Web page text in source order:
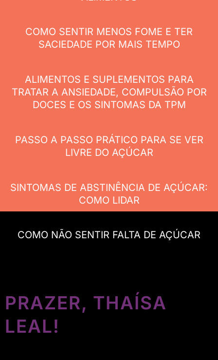
COMO SENTIR MENOS FOME E TER
SACIEDADE POR MAIS TEMPO
ALIMENTOS E SUPLEMENTOS PARA
TRATAR A ANSIEDADE, COMPULSÃO POR
DOCES E OS SINTOMAS DA TPM
PASSO A PASSO PRÁTICO PARA SE VER
LIVRE DO AÇÚCAR
SINTOMAS DE ABSTINÊNCIA DE AÇÚCAR:
COMO LIDAR
COMO NÃO SENTIR FALTA DE AÇÚCAR
PRAZER, THAÍSA
LEAL!